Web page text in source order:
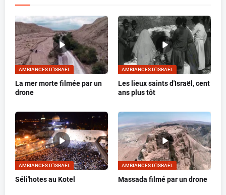
AMBIANCES D’ISRAËL
La mer morte filmée par un
drone
AMBIANCES D’ISRAËL
Les lieux saints d'Israël, cent
ans plus tôt
AMBIANCES D’ISRAËL
Séli'hotes au Kotel
AMBIANCES D’ISRAËL
Massada filmé par un drone